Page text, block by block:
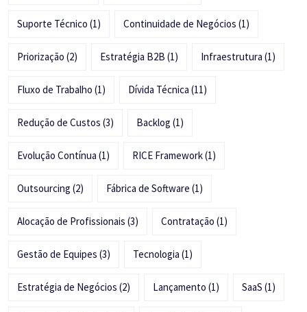
Suporte Técnico (1) Continuidade de Negócios (1)
Priorização (2) Estratégia B2B (1) Infraestrutura (1)
Fluxo de Trabalho (1) Dívida Técnica (11)
Redução de Custos (3) Backlog (1)
Evolução Contínua (1) RICE Framework(1)
Outsourcing (2) Fábrica de Software (1)
Alocação de Profissionais (3) Contratação (1)
Gestão de Equipes (3) Tecnologia (1)
Estratégia de Negócios (2) Lançamento (1) SaaS (1)